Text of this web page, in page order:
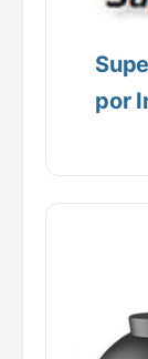
por